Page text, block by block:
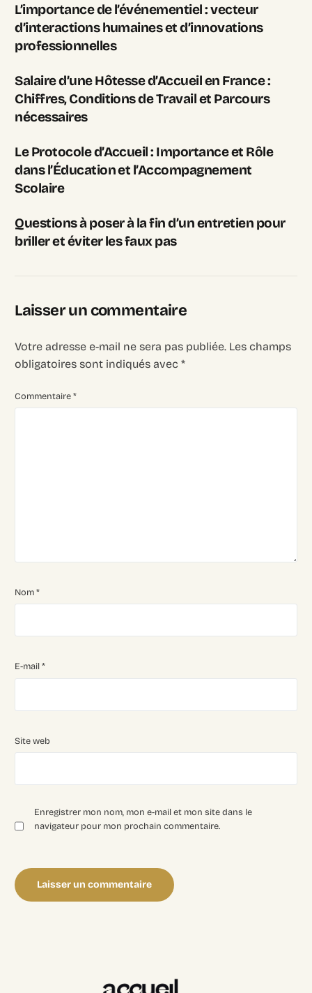
L’importance de l’événementiel : vecteur
d’interactions humaines et d’innovations
professionnelles
Salaire d’une Hôtesse d’Accueil en France :
Chiffres, Conditions de Travail et Parcours
nécessaires
Le Protocole d’Accueil : Importance et Rôle
dans l’Éducation et l’Accompagnement
Scolaire
Questions à poser à la fin d’un entretien pour
briller et éviter les faux pas
Laisser un commentaire
Votre adresse e-mail ne sera pas publiée. Les champs
obligatoires sont indiqués avec*
Commentaire*
Nom*
E-mail*
Site web
Enregistrer mon nom, mon e-mail et mon site dans le
navigateur pour mon prochain commentaire.